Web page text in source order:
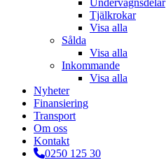
Undervagnsdelar
Tjälkrokar
Visa alla
Sålda
Visa alla
Inkommande
Visa alla
Nyheter
Finansiering
Transport
Om oss
Kontakt
0250 125 30